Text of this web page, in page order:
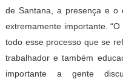
de Santana, a presença e o
extremamente importante.
todo esse processo que se
trabalhador e também
importante a gente